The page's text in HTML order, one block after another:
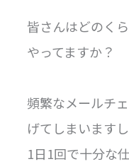
皆さんはどのく
やってますか？
頻繁なメールチ
げてしまいますし
1日1回で十分な